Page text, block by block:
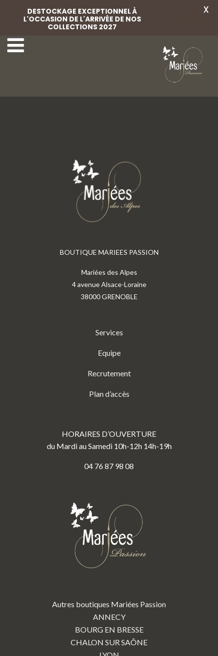
85-Marylise
BOUTIQUE MARIEES PASSION
Mariées des Alpes
4 avenue Alsace-Loraine
38000 GRENOBLE
Services
Equipe
Recrutement
Plan d’accès
HORAIRES D’OUVERTURE
du Mardi au Samedi 10h-12h 14h-19h
04 76 87 98 08
Autres boutiques Mariées Passion
ANNECY
BOURG EN BRESSE
CHALON SUR SAÔNE
DESTOCKAGE EXCEPTIONNEL À
L'OCCASION DE L'ARRIVÉE DE NOS
COLLECTIONS 2027
X